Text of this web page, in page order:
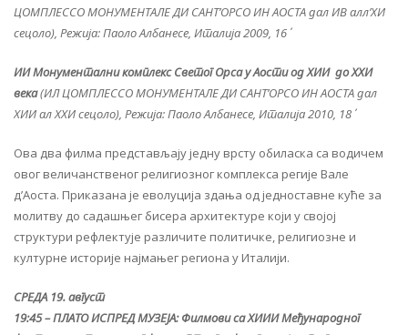
ЦОМПЛЕССО МОНУМЕНТАЛЕ ДИ САНТ’ОРСО ИН АОСТА дал ИВ алл’XИ
сецоло), Режија: Паоло Албанесе, Италија 2009, 16΄
ИИ Монументални комплекс Светог Орса у Аости од XИИ до XXИ
века(ИЛ ЦОМПЛЕССО МОНУМЕНТАЛЕ ДИ САНТ’ОРСО ИН АОСТА дал
XИИ ал XXИ сецоло), Режија: Паоло Албанесе, Италија 2010, 18΄
Ова два филма представљају једну врсту обиласка са водичем
овог величанственог религиозног комплекса регије Вале
д’Аоста. Приказана је еволуција здања од једноставне куће за
молитву до садашњег бисера архитектуре који у својој
структури рефлектује различите политичке, религиозне и
културне историје најмањег региона у Италији.
СРЕДА 19. август
19:45 – ПЛАТО ИСПРЕД МУЗЕЈА: Филмови са XИИИ Међународног